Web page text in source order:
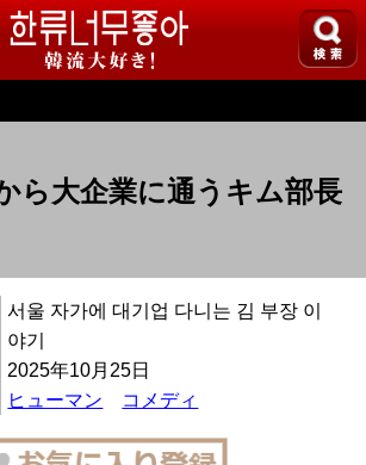
ら大企業に通うキム部長
서울 자가에 대기업 다니는 김 부장 이
야기
2025年10月25日
ヒューマン コメディ